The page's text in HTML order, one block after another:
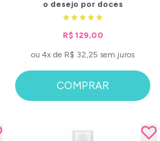
o desejo por doces
R$ 129,00
ou 4x de R$ 32,25 sem juros
COMPRAR